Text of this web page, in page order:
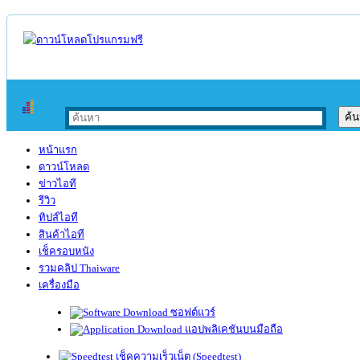
หน้าแรก
ดาวน์โหลด
ข่าวไอที
รีวิว
ทิปส์ไอที
สินค้าไอที
เช็ครอบหนัง
รวมคลิป Thaiware
เครื่องมือ
ซอฟต์แวร์
แอปพลิเคชันบนมือถือ
เช็คความเร็วเน็ต (Speedtest)